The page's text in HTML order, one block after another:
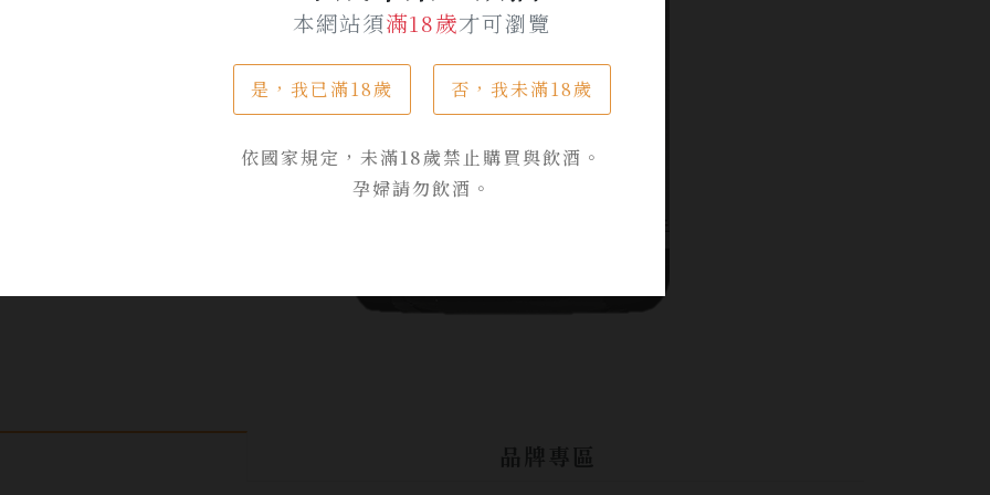
本網站須滿18歲才可瀏覽
是，我已滿18歲 否，我未滿18歲
依國家規定，未滿18歲禁止購買與飲酒。
孕婦請勿飲酒。